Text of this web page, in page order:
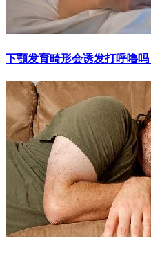
下颚发育畸形会诱发打呼噜